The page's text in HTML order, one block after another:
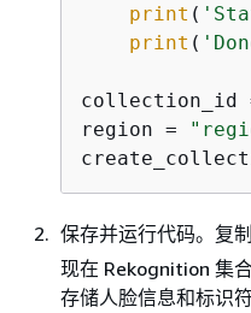
print (
print (
collection_id
region =
保存并运行代码。复制
现在 Rekognition 集
存储人脸信息和标识